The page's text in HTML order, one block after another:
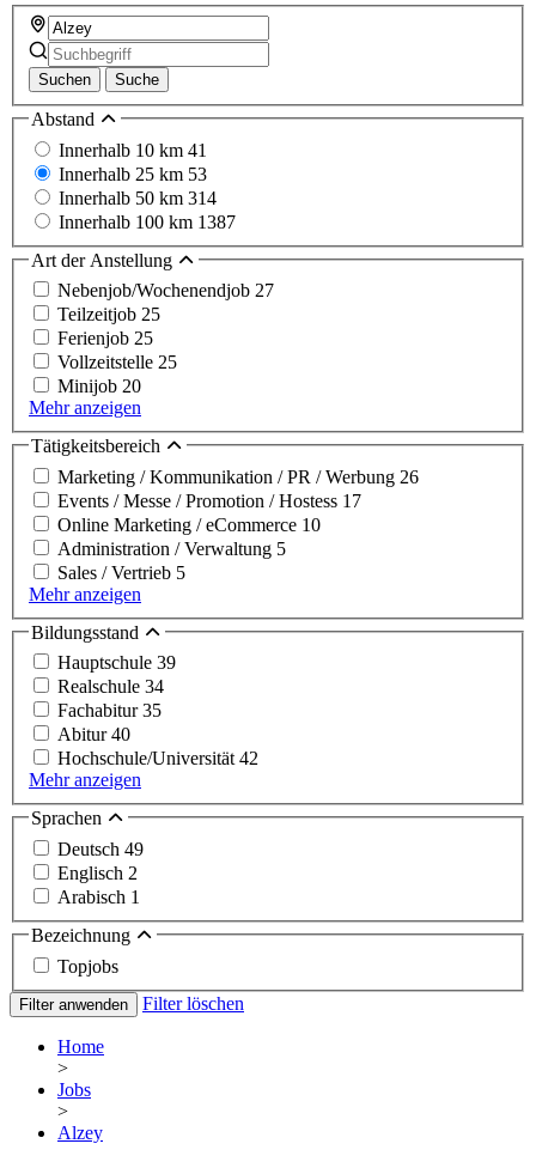
Suchen Suche
Abstand
Innerhalb 10 km 41
Innerhalb 25 km 53
Innerhalb 50 km 314
Innerhalb 100 km 1387
Art der Anstellung
Nebenjob/Wochenendjob 27
Teilzeitjob 25
Ferienjob 25
Vollzeitstelle 25
Minijob 20
Mehr anzeigen
Tätigkeitsbereich
Marketing / Kommunikation / PR / Werbung 26
Events / Messe / Promotion / Hostess 17
Online Marketing / eCommerce 10
Administration / Verwaltung 5
Sales / Vertrieb 5
Mehr anzeigen
Bildungsstand
Hauptschule 39
Realschule 34
Fachabitur35
Abitur40
Hochschule/Universität42
Mehr anzeigen
Sprachen
Deutsch 49
Englisch 2
Arabisch 1
Bezeichnung
Topjobs
Filter anwenden Filter löschen
Home
>
Jobs
>
Alzey